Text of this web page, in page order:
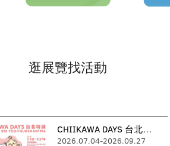
逛展覽找活動
CHIIKAWA DAYS 台北特展
2026.07.04-2026.09.27